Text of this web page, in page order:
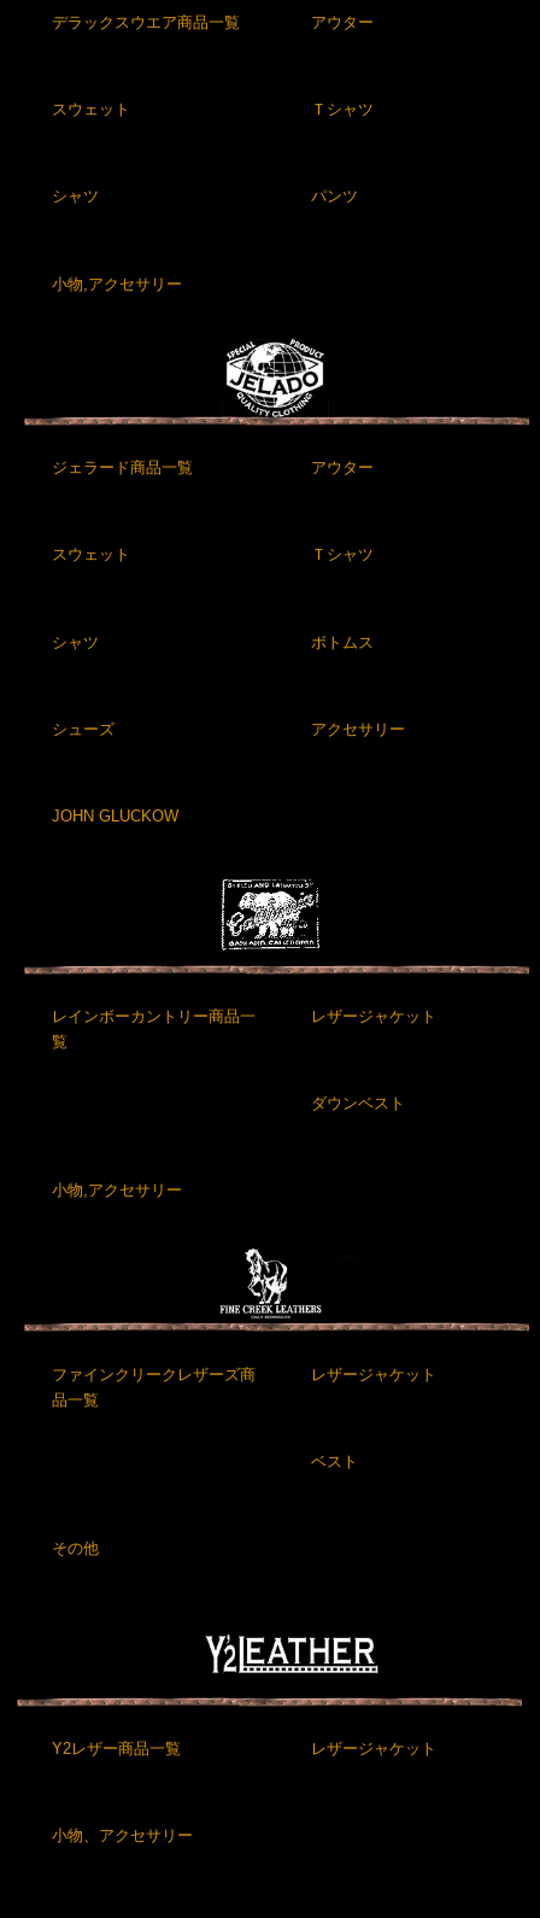
デラックスウエア商品一覧 アウター
スウェット Ｔシャツ
シャツ パンツ
小物,アクセサリー
ジェラード商品一覧 アウター
スウェット Ｔシャツ
シャツ ボトムス
シューズ アクセサリー
JOHN GLUCKOW
レインボーカントリー商品一
覧
レザージャケット
ダウンベスト
小物,アクセサリー
ファインクリークレザーズ商
品一覧
レザージャケット
ベスト
その他
Y2レザー商品一覧 レザージャケット
小物、アクセサリー